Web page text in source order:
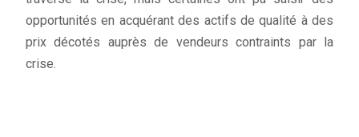
opportunités en acquérant des actifs de qualité à des
prix décotés auprès de vendeurs contraints par la
crise.